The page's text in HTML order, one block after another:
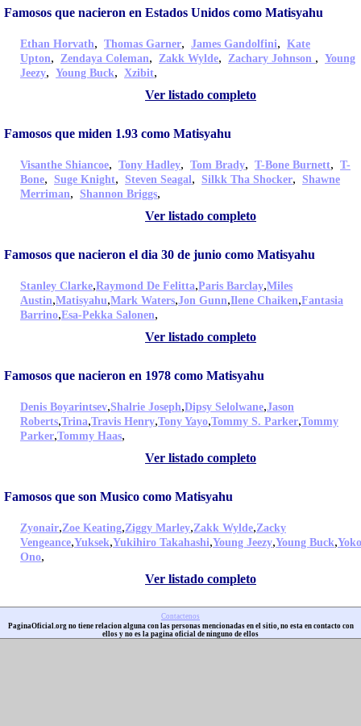
Famosos que nacieron en Estados Unidos como Matisyahu
Ethan Horvath, Thomas Garner, James Gandolfini, Kate
Upton, Zendaya Coleman, Zakk Wylde, Zachary Johnson , Young
Jeezy, Young Buck, Xzibit,
Ver listado completo
Famosos que miden 1.93 como Matisyahu
Visanthe Shiancoe, Tony Hadley, Tom Brady, T-Bone Burnett, T-
Bone, Suge Knight, Steven Seagal, Silkk Tha Shocker, Shawne
Merriman, Shannon Briggs,
Ver listado completo
Famosos que nacieron el dia 30 de junio como Matisyahu
Stanley Clarke,Raymond De Felitta,Paris Barclay,Miles
Austin,Matisyahu,Mark Waters,Jon Gunn,Ilene Chaiken,Fantasia
Barrino,Esa-Pekka Salonen,
Ver listado completo
Famosos que nacieron en 1978 como Matisyahu
Denis Boyarintsev,Shalrie Joseph,Dipsy Selolwane,Jason
Roberts,Trina,Travis Henry,Tony Yayo,Tommy S. Parker,Tommy
Parker,Tommy Haas,
Ver listado completo
Famosos que son Musico como Matisyahu
Zyonair,Zoe Keating,Ziggy Marley,Zakk Wylde,Zacky
Vengeance,Yuksek,Yukihiro Takahashi,Young Jeezy,Young Buck,Yoko
Ono,
Ver listado completo
Contactenos
PaginaOficial.org no tiene relacion alguna con las personas mencionadas en el sitio, no esta en contacto con
ellos y no es la pagina oficial de ninguno de ellos